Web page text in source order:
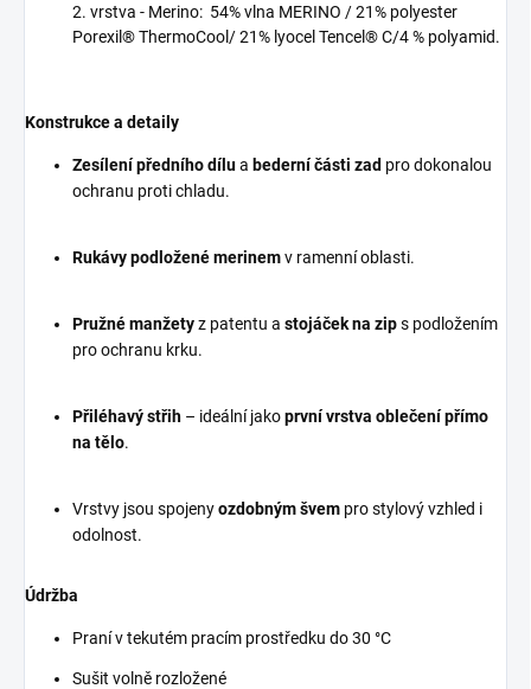
2. vrstva - Merino: 54% vlna MERINO / 21% polyester
Porexil® ThermoCool/ 21% lyocel Tencel® C/4 % polyamid.
Konstrukce a detaily
Zesílení předního dílua bederní části zad pro dokonalou
ochranu proti chladu.
Rukávy podložené merinemv ramenní oblasti.
Pružné manžetyz patentu a stojáček na zips podložením
pro ochranu krku.
Přiléhavý střih – ideální jakoprvní vrstva oblečení přímo
na tělo.
Vrstvy jsou spojenyozdobným švem pro stylový vzhled i
odolnost.
Údržba
Praní v tekutém pracím prostředku do 30 °C
Sušit volně rozložené